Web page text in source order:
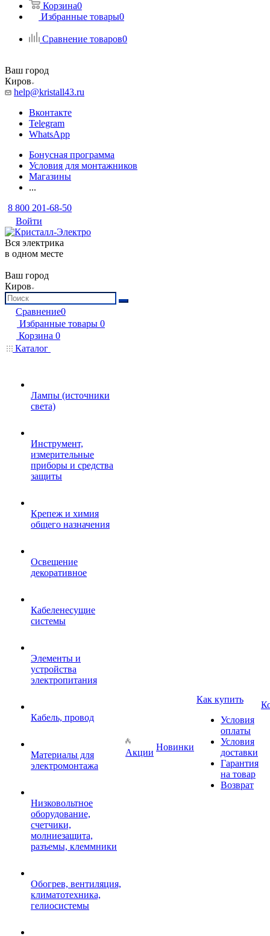
Корзина0
Избранные товары0
Сравнение товаров0
Ваш город
Киров
help@kristall43.ru
Вконтакте
Telegram
WhatsApp
Бонусная программа
Условия для монтажников
Магазины
...
8 800 201-68-50
Войти
Вся электрика
в одном месте
Ваш город
Киров
Сравнение0
Избранные товары 0
Корзина 0
Каталог
Лампы (источники
света)
Инструмент,
измерительные
приборы и средства
защиты
Крепеж и химия
общего назначения
Освещение
декоративное
Кабеленесущие
системы
Элементы и
устройства
электропитания
Кабель, провод
Материалы для
электромонтажа
Низковольтное
оборудование,
счетчики,
молниезащита,
разъемы, клеммники
Обогрев, вентиляция,
климатотехника,
гелиосистемы
Акции
Новинки
Как купить
Условия
оплаты
Условия
доставки
Гарантия
на товар
Возврат